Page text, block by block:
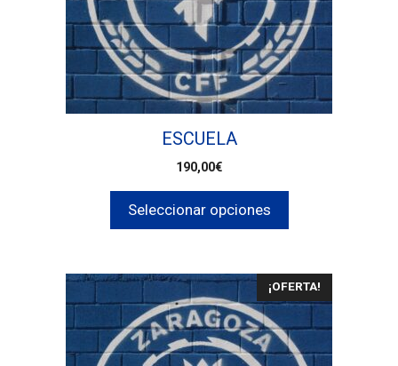
ESCUELA
190,00€
Seleccionar opciones
¡OFERTA!